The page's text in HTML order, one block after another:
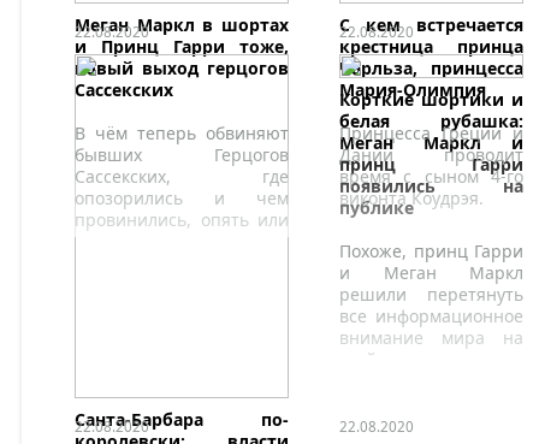
Меган Маркл в шортах
и Принц Гарри тоже,
новый выход герцогов
Сассекских
В чём теперь обвиняют
бывших Герцогов
Сассекских, где
опозорились и чем
провинились, опять или
снова, пытаюсь
C кем встречается
крестница принца
Чарльза, принцесса
Мария-Олимпия
Принцесса Греции и
Дании проводит
время с сыном 4-го
виконта Коудрэя.
22.08.2020
Санта-Барбара по-
22.08.2020
Корткие шортики и
белая рубашка:
Меган Маркл и
принц Гарри
появились на
публике
Похоже, принц Гарри
и Меган Маркл
решили перетянуть
все информационное
внимание мира на
этой неделе
22.08.2020 22.08.2020